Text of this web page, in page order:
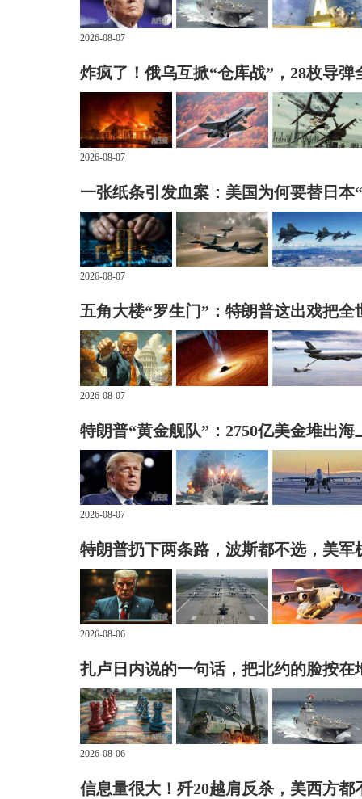
2026-08-07
炸疯了！俄乌互掀“仓库战”，28枚导弹
2026-08-07
一张纸条引发血案：美国为何要替日本
2026-08-07
五角大楼“罗生门”：特朗普这出戏把全
2026-08-07
特朗普“黄金舰队”：2750亿美金堆出海
2026-08-07
特朗普扔下两条路，波斯都不选，美军
2026-08-06
扎卢日内说的一句话，把北约的脸按在
2026-08-06
信息量很大！歼20越肩反杀，美西方都